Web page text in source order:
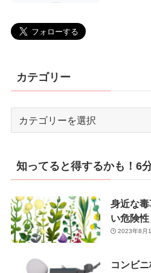
カテゴリー
リ
ー
知ってると得するかも！6
身近な
い危険
2023年8月
コンビ